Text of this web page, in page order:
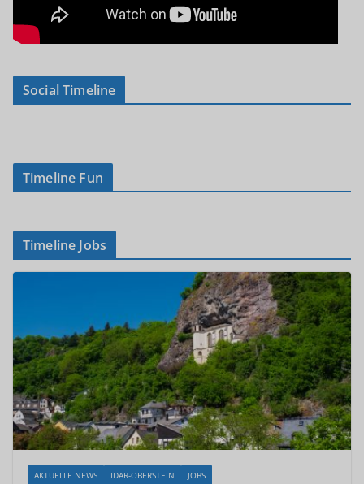
Social Timeline
Timeline Fun
Timeline Jobs
AKTUELLE NEWS IDAR-OBERSTEIN JOBS